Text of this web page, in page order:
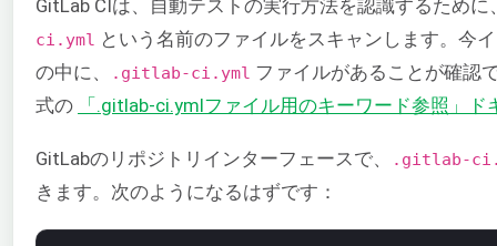
GitLab CIは、自動テストの実行方法を認識するため
ci.yml という名前のファイルをスキャンします。今
の中に、
.gitlab-ci.yml ファイルがあることが確認
式の
「.gitlab-ci.ymlファイル用のキーワード参照」ド
GitLabのリポジトリインターフェースで、 .gitlab-
きます。次のようになるはずです：